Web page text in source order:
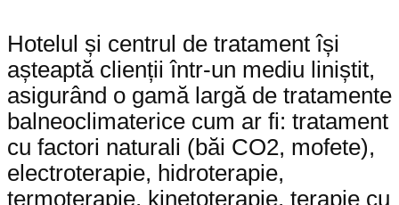
Hotelul și centrul de tratament își
așteaptă clienții într-un mediu liniștit,
asigurând o gamă largă de tratamente
balneoclimaterice cum ar fi: tratament
cu factori naturali (băi CO2, mofete),
electroterapie, hidroterapie,
termoterapie, kinetoterapie, terapie cu